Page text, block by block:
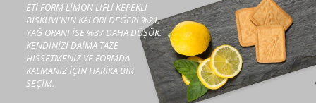
ETİ FORM LİMON LİFLİ KEPEKLİ
BİSKÜVİ'NİN KALORİ DEĞERİ %21,
YAĞ ORANI İSE %37 DAHA DÜŞÜK.
KENDİNİZİ DAİMA TAZE
HİSSETMENİZ VE FORMDA
KALMANIZ İÇİN HARİKA BİR
SEÇİM.